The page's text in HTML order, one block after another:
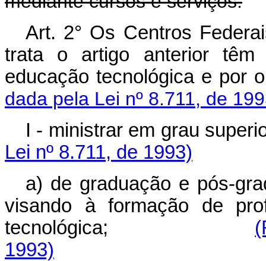
Art. 2° Os Centros
trata o artigo anterior têm
educação
dada pela Lei nº 8.711, de
I - ministrar em
Lei nº 8.711, de 1993)
a) de graduação e pós-
visando à formação de
tecnológica;
1993)